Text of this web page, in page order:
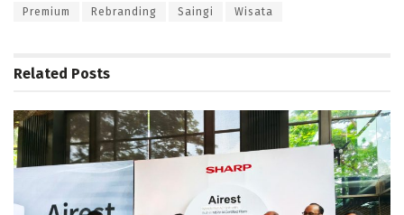
Premium Rebranding Saingi Wisata
Related Posts